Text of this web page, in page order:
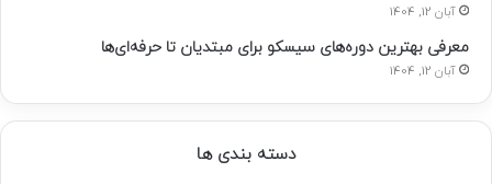
آبان 12, 1404
معرفی بهترین دوره‌های سیسکو برای مبتدیان تا حرفه‌ای‌ها
آبان 12, 1404
دسته بندی ها